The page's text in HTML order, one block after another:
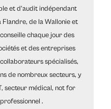
et d'audit indépendant
Flandre, de la Wallonie et
chaque jour des
et des entreprises
spécialisés,
de nombreux secteurs, y
secteur médical, not for
.